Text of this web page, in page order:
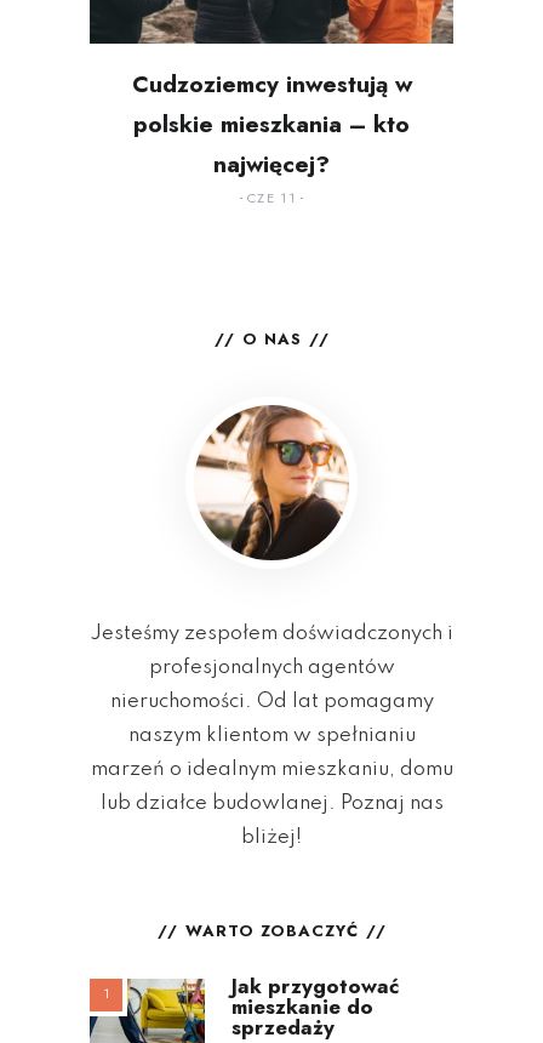
Cudzoziemcy inwestują w
polskie mieszkania – kto
najwięcej?
CZE 11
O NAS
Jesteśmy zespołem doświadczonych i
profesjonalnych agentów
nieruchomości. Od lat pomagamy
naszym klientom w spełnianiu
marzeń o idealnym mieszkaniu, domu
lub działce budowlanej. Poznaj nas
bliżej!
WARTO ZOBACZYĆ
Jak przygotować
mieszkanie do
sprzedaży